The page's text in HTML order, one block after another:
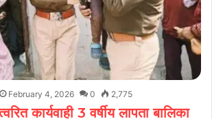
February 4, 2026 0 2,775
कार्यवाही 3 वर्षीय लापता बालिका